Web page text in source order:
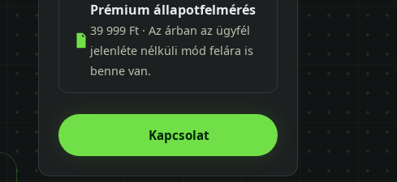
Prémium állapotfelmérés
39 999 Ft · Az árban az ügyfél
jelenléte nélküli mód felára is
benne van.
Kapcsolat